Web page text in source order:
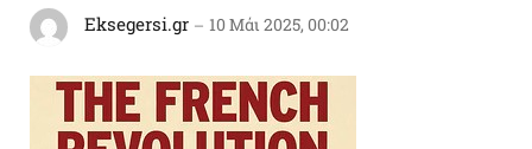
Eksegersi.gr 10 Μάι 2025, 00:02